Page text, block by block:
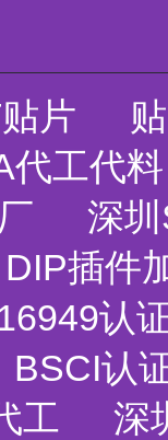
片
代工代料
深
DIP插件
认
BSCI认
工
深